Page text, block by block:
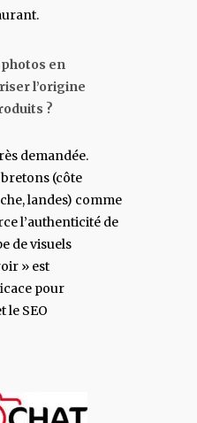
en
l’origine
?
demandée.
(côte
landes) comme
l’authenticité de
de visuels
» est
pour
le SEO